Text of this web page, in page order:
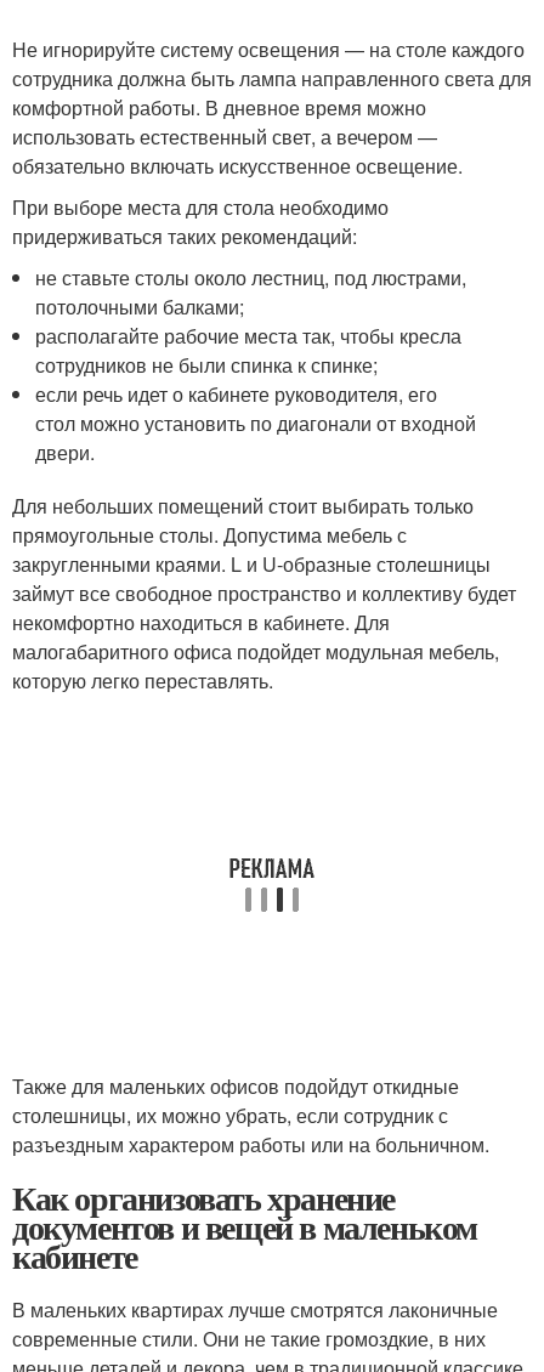
Не игнорируйте систему освещения — на столе каждого
сотрудника должна быть лампа направленного света для
комфортной работы. В дневное время можно
использовать естественный свет, а вечером —
обязательно включать искусственное освещение.
При выборе места для стола необходимо
придерживаться таких рекомендаций:
не ставьте столы около лестниц, под люстрами,
потолочными балками;
располагайте рабочие места так, чтобы кресла
сотрудников не были спинка к спинке;
если речь идет о кабинете руководителя, его
стол можно установить по диагонали от входной
двери.
Для небольших помещений стоит выбирать только
прямоугольные столы. Допустима мебель с
закругленными краями. L и U-образные столешницы
займут все свободное пространство и коллективу будет
некомфортно находиться в кабинете. Для
малогабаритного офиса подойдет модульная мебель,
которую легко переставлять.
Также для маленьких офисов подойдут откидные
столешницы, их можно убрать, если сотрудник с
разъездным характером работы или на больничном.
Как организовать хранение
документов и вещей в маленьком
кабинете
В маленьких квартирах лучше смотрятся лаконичные
современные стили. Они не такие громоздкие, в них